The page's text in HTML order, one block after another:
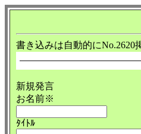
書き込みは自動的にNo.2620
新規発言
お名前※
ﾀｲﾄﾙ